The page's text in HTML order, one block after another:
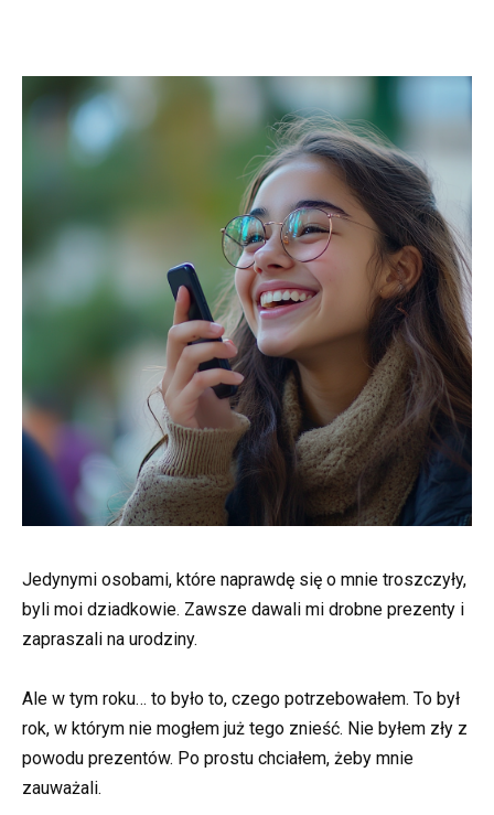
Jedynymi osobami, które naprawdę się o mnie troszczyły,
byli moi dziadkowie. Zawsze dawali mi drobne prezenty i
zapraszali na urodziny.
Ale w tym roku… to było to, czego potrzebowałem. To był
rok, w którym nie mogłem już tego znieść. Nie byłem zły z
powodu prezentów. Po prostu chciałem, żeby mnie
zauważali.